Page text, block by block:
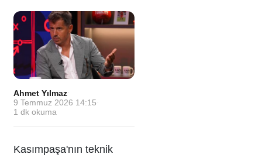
Ahmet Yılmaz·
9 Temmuz 2026 14:15 ·
1 dk okuma
Kasımpaşa'nın teknik